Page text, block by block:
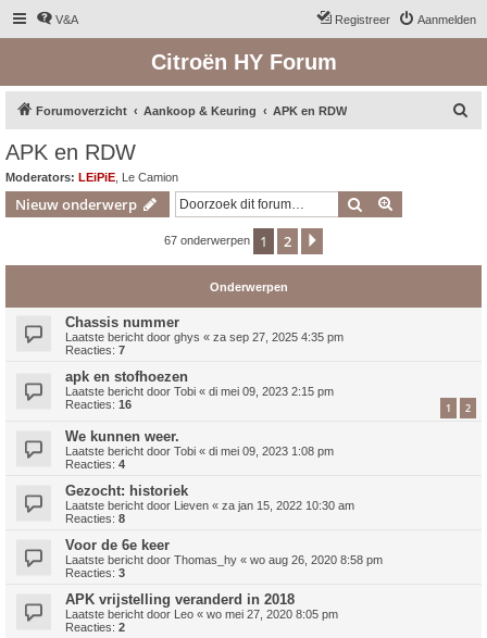
V&A Aanmelden
Registreer
Citroën HY Forum
Forumoverzicht Aankoop & Keuring APK en RDW
APK en RDW
Moderators: LEiPiE Le Camion
Nieuw onderwerp Zoek
67 onderwerpen 1 2
Onderwerpen
Chassis nummer
Laatste bericht door ghys « za sep 27, 2025 4:35 pm
Reacties: 7
apk en stofhoezen
Laatste bericht door Tobi « di mei 09, 2023 2:15 pm
Reacties: 16 1 2
We kunnen weer.
Laatste bericht door Tobi « di mei 09, 2023 1:08 pm
Reacties: 4
Gezocht: historiek
Laatste bericht door Lieven « za jan 15, 2022 10:30 am
Reacties: 8
Voor de 6e keer
Laatste bericht door Thomas_hy « wo aug 26, 2020 8:58 pm
Reacties: 3
APK vrijstelling veranderd in 2018
Laatste bericht door Leo « wo mei 27, 2020 8:05 pm
Reacties: 2